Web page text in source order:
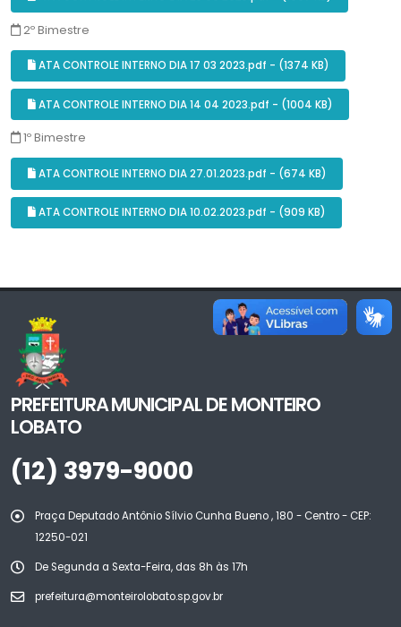
2º Bimestre
ATA CONTROLE INTERNO DIA 17 03 2023.pdf - (1374 KB)
ATA CONTROLE INTERNO DIA 14 04 2023.pdf - (1004 KB)
1º Bimestre
ATA CONTROLE INTERNO DIA 27.01.2023.pdf - (674 KB)
ATA CONTROLE INTERNO DIA 10.02.2023.pdf - (909 KB)
PREFEITURA MUNICIPAL DE MONTEIRO
LOBATO
(12) 3979-9000
Praça Deputado Antônio Sílvio Cunha Bueno , 180 - Centro - CEP:
12250-021
De Segunda a Sexta-Feira, das 8h às 17h
prefeitura@monteirolobato.sp.gov.br